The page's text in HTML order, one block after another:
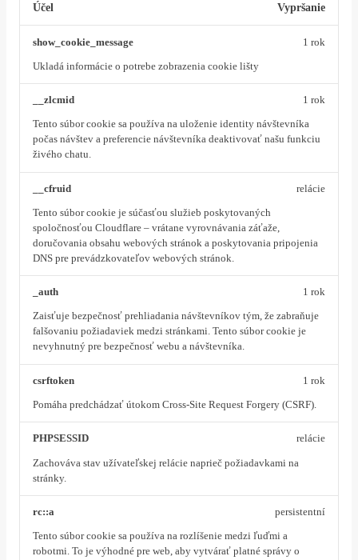
Účel Vypršanie
show_cookie_message
Ukladá informácie o potrebe zobrazenia cookie lišty
1 rok
__zlcmid
Tento súbor cookie sa používa na uloženie identity návštevníka
počas návštev a preferencie návštevníka deaktivovať našu funkciu
živého chatu.
1 rok
__cfruid
Tento súbor cookie je súčasťou služieb poskytovaných
spoločnosťou Cloudflare – vrátane vyrovnávania záťaže,
doručovania obsahu webových stránok a poskytovania pripojenia
DNS pre prevádzkovateľov webových stránok.
relácie
_auth
Zaisťuje bezpečnosť prehliadania návštevníkov tým, že zabraňuje
falšovaniu požiadaviek medzi stránkami. Tento súbor cookie je
nevyhnutný pre bezpečnosť webu a návštevníka.
1 rok
csrftoken
Pomáha predchádzať útokom Cross-Site Request Forgery (CSRF).
1 rok
PHPSESSID
Zachováva stav užívateľskej relácie naprieč požiadavkami na
stránky.
relácie
rc::a
Tento súbor cookie sa používa na rozlíšenie medzi ľuďmi a
robotmi. To je výhodné pre web, aby vytvárať platné správy o
persistentní